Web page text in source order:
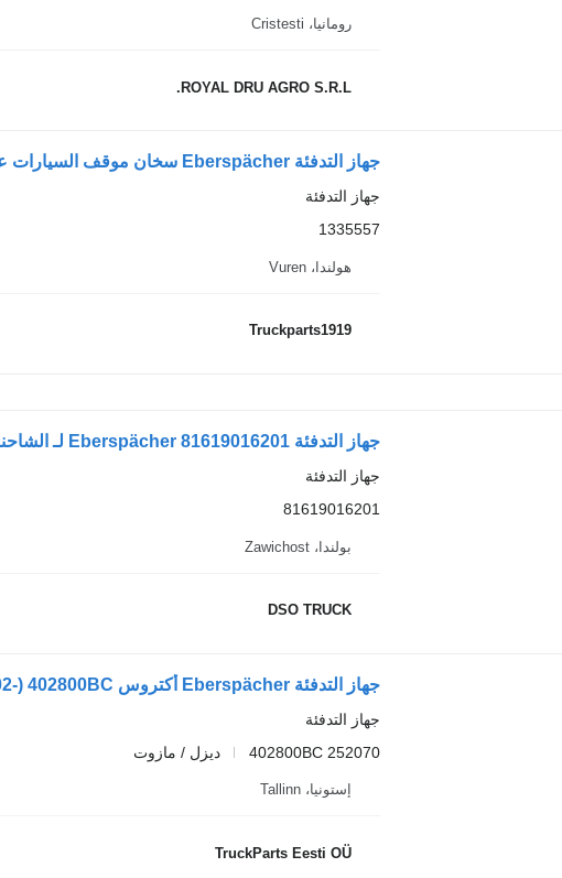
رومانيا، Cristesti
ROYAL DRU AGRO S.R.L.
جهاز التدفئة Eberspächer سخان موقف السيارات على مدار الساعة DAF 1335557 لـ الشاحنات
جهاز التدفئة
1335557
هولندا، Vuren
Truckparts1919
جهاز التدفئة Eberspächer 81619016201 لـ الشاحنات MAN TG3 TGX
جهاز التدفئة
81619016201
بولندا، Zawichost
DSO TRUCK
جهاز التدفئة
402800BC 252070
ديزل / مازوت
إستونيا، Tallinn
TruckParts Eesti OÜ